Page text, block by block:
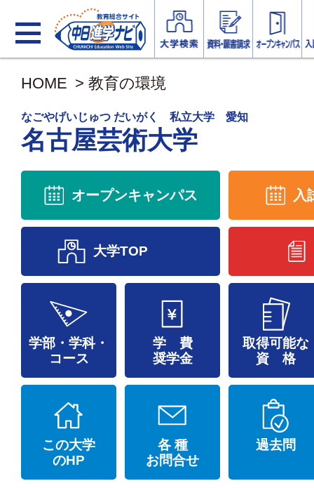
HOME > 教育の環境
なごやげいじゅつ だいがく 私立大学 愛知
名古屋芸術大学
オープンキャンパス 入
大学TOP
学部・学科・
コース
学 費
奨学金
取得可能な
資 格
この大学
のHP
各 種
お問合せ
過去問